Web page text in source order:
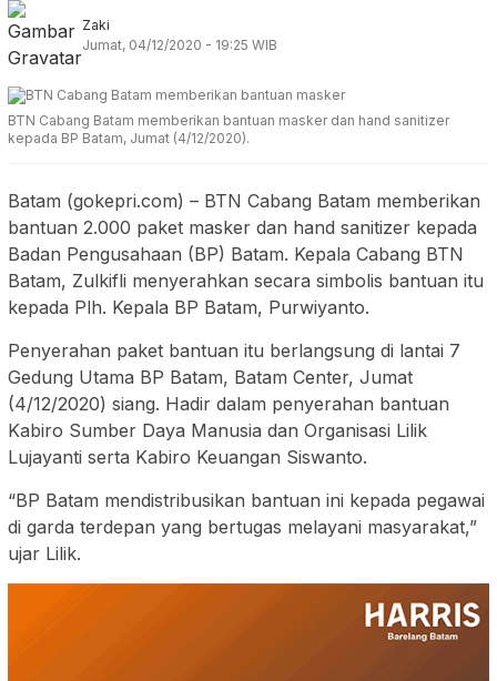
Zaki
Jumat, 04/12/2020 - 19:25 WIB
BTN Cabang Batam memberikan bantuan masker dan hand sanitizer
kepada BP Batam, Jumat (4/12/2020).
Batam (gokepri.com) – BTN Cabang Batam memberikan
bantuan 2.000 paket masker dan hand sanitizer kepada
Badan Pengusahaan (BP) Batam. Kepala Cabang BTN
Batam, Zulkifli menyerahkan secara simbolis bantuan itu
kepada Plh. Kepala BP Batam, Purwiyanto.
Penyerahan paket bantuan itu berlangsung di lantai 7
Gedung Utama BP Batam, Batam Center, Jumat
(4/12/2020) siang. Hadir dalam penyerahan bantuan
Kabiro Sumber Daya Manusia dan Organisasi Lilik
Lujayanti serta Kabiro Keuangan Siswanto.
“BP Batam mendistribusikan bantuan ini kepada pegawai
di garda terdepan yang bertugas melayani masyarakat,”
ujar Lilik.